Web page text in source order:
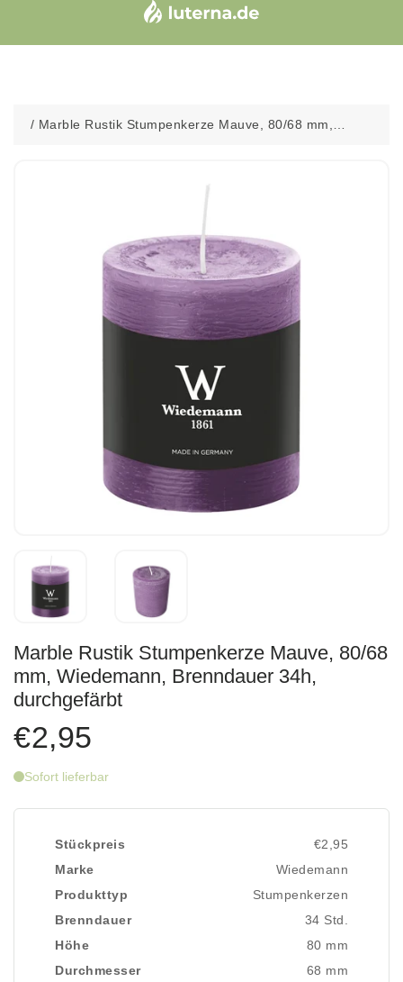
/ Marble Rustik Stumpenkerze Mauve, 80/68 mm,
Marble Rustik Stumpenkerze Mauve, 80/68
mm, Wiedemann, Brenndauer 34h,
durchgefärbt
€2,95
Sofort lieferbar
Stückpreis
€2,95
Marke
Wiedemann
Produkttyp
Stumpenkerzen
Brenndauer
34 Std.
Höhe
80 mm
Durchmesser
68 mm